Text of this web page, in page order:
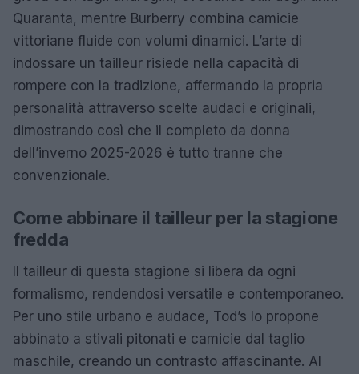
Quaranta, mentre Burberry combina camicie
vittoriane fluide con volumi dinamici. L’arte di
indossare un tailleur risiede nella capacità di
rompere con la tradizione, affermando la propria
personalità attraverso scelte audaci e originali,
dimostrando così che il completo da donna
dell’inverno 2025-2026 è tutto tranne che
convenzionale.
Come abbinare il tailleur per la stagione
fredda
Il tailleur di questa stagione si libera da ogni
formalismo, rendendosi versatile e contemporaneo.
Per uno stile urbano e audace, Tod’s lo propone
abbinato a stivali pitonati e camicie dal taglio
maschile, creando un contrasto affascinante. Al